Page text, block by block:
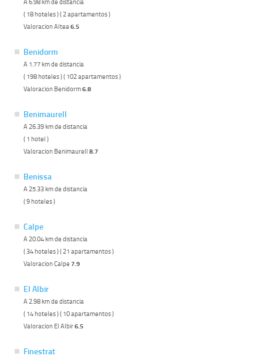
( 18 hoteles ) ( 2 apartamentos )
Valoracion Altea 6.5
Benidorm
A 1.77 km de distancia
( 198 hoteles ) ( 102 apartamentos )
Valoracion Benidorm6.8
Benimaurell
A 26.39 km de distancia
( 1 hotel )
Valoracion Benimaurell 8.7
Benissa
A 25.33 km de distancia
( 9 hoteles )
Calpe
A 20.04 km de distancia
( 34 hoteles ) ( 21 apartamentos )
Valoracion Calpe 7.9
El Albir
A 2.98 km de distancia
( 14 hoteles ) ( 10 apartamentos )
Valoracion El Albir6.5
Finestrat